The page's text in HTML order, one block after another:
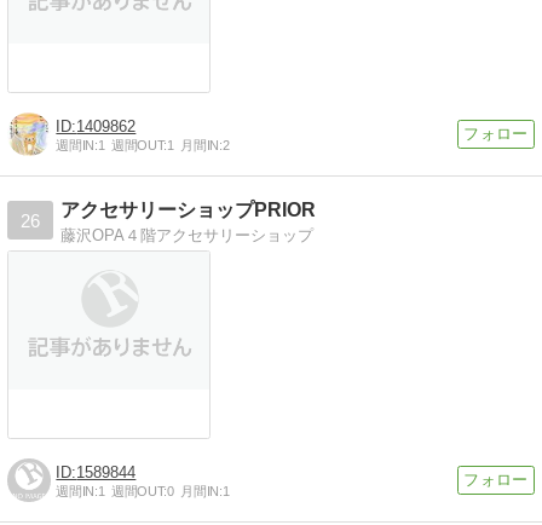
1409862
週間IN:1 週間OUT:1 月間IN:2
26
アクセサリーショップPRIOR
藤沢OPA４階アクセサリーショップ
1589844
週間IN:1 週間OUT:0 月間IN:1